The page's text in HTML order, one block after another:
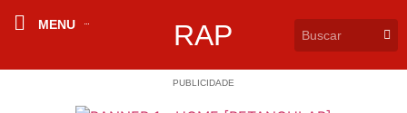
MENU RAP
PUBLICIDADE